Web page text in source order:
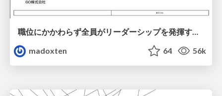
職位にかかわらず全員がリーダーシップを発揮するチーム作り / Building a team where everyone can demonstrate leadership regardless of position
madoxten
64 56k